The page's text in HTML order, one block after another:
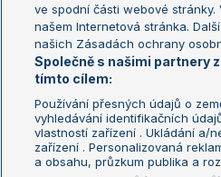
Fotbalové přestupy
Livesport Daily
LS Prague Open
Podmínky užití
GDPR a žurnalistika
ve spodní části webové stránky.
našem Internetová stránka.
našich Zásadách ochrany
Společně s našimi partnery
tímto cílem:
Používání přesných údajů o
vyhledávání identifikačních
vlastností zařízení . Ukládání a/
zařízení . Personalizovaná
a obsahu, průzkum publika a